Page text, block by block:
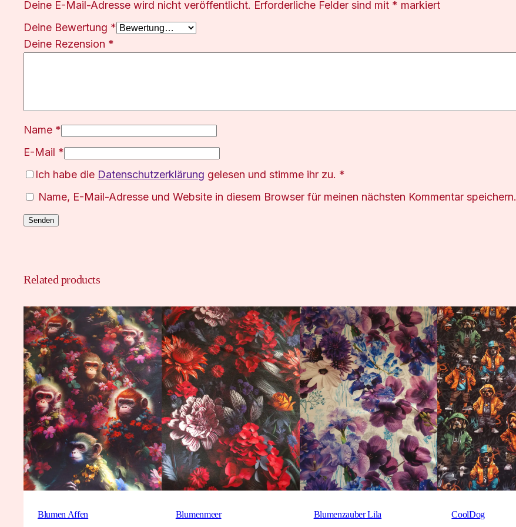
Deine E-Mail-Adresse wird nicht veröffentlicht. Erforderliche Felder sind mit * markiert
Deine Bewertung *
Deine Rezension *
Name *
E-Mail *
Ich habe die Datenschutzerklärung gelesen und stimme ihr zu. *
Name, E-Mail-Adresse und Website in diesem Browser für meinen nächsten Kommentar speichern.
Related products
Blumen Affen Blumenmeer Blumenzauber Lila CoolDog